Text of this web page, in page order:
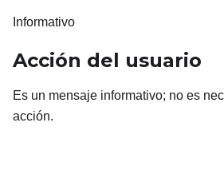
Informativo
Acción del usuario
Es un mensaje informativo; no es
acción.